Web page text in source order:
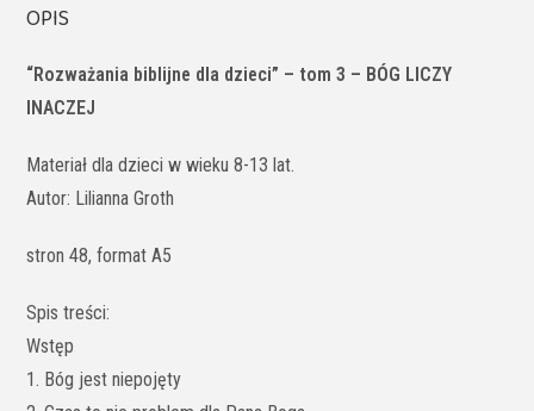
OPIS
“Rozważania biblijne dla dzieci” – tom 3 – BÓG LICZY
INACZEJ
Materiał dla dzieci w wieku 8-13 lat.
Autor: Lilianna Groth
stron 48, format A5
Spis treści:
Wstęp
1. Bóg jest niepojęty